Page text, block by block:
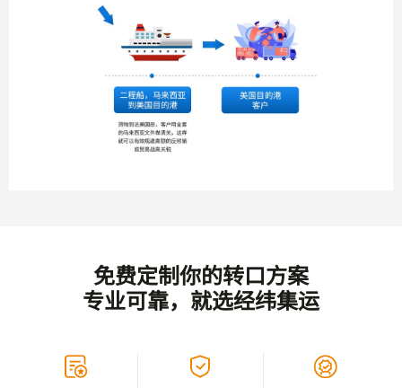
免费定制你的转口方案
专业可靠，就选经纬集运